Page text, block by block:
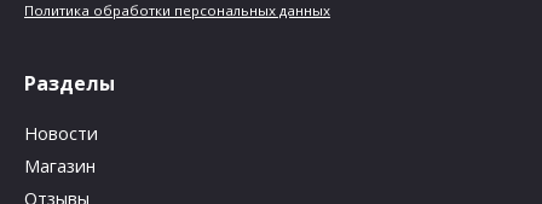
Политика обработки персональных данных
Разделы
Новости
Магазин
Отзывы